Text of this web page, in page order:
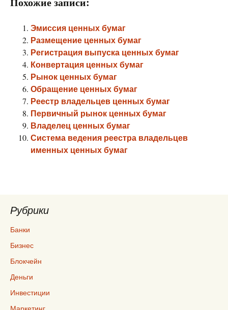
Эмиссия ценных бумаг
Размещение ценных бумаг
Регистрация выпуска ценных бумаг
Конвертация ценных бумаг
Рынок ценных бумаг
Обращение ценных бумаг
Реестр владельцев ценных бумаг
Первичный рынок ценных бумаг
Владелец ценных бумаг
Система ведения реестра владельцев
именных ценных бумаг
Рубрики
Банки
Бизнес
Блокчейн
Деньги
Инвестиции